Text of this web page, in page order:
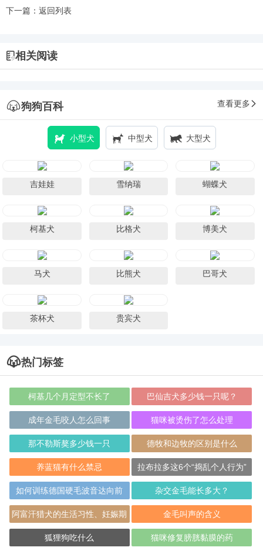
下一篇： 返回列表
相关阅读
狗狗百科 查看更多
小型犬 中型犬 大型犬
吉娃娃 雪纳瑞 蝴蝶犬
柯基犬 比格犬 博美犬
马犬 比熊犬 巴哥犬
茶杯犬 贵宾犬
热门标签
柯基几个月定型不长了 巴仙吉犬多少钱一只呢？
成年金毛咬人怎么回事 猫咪被烫伤了怎么处理
那不勒斯獒多少钱一只 德牧和边牧的区别是什么
养蓝猫有什么禁忌 拉布拉多这6个“捣乱个人行为”
如何训练德国硬毛波音达向前
走？
杂交金毛能长多大？
阿富汗猎犬的生活习性、妊娠期
和哺乳期的喂
金毛叫声的含义
狐狸狗吃什么 猫咪修复膀胱黏膜的药